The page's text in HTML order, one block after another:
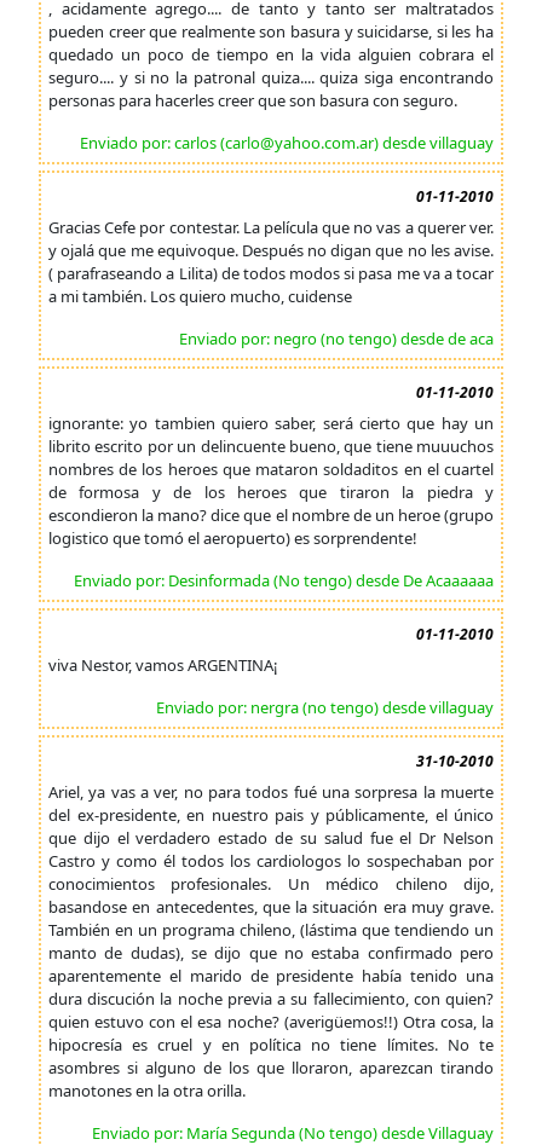
, acidamente agrego.... de tanto y tanto ser maltratados
pueden creer que realmente son basura y suicidarse, si les ha
quedado un poco de tiempo en la vida alguien cobrara el
seguro.... y si no la patronal quiza.... quiza siga encontrando
personas para hacerles creer que son basura con seguro.
Enviado por: carlos (carlo@yahoo.com.ar) desde villaguay
01-11-2010
Gracias Cefe por contestar. La película que no vas a querer ver.
y ojalá que me equivoque. Después no digan que no les avise.
( parafraseando a Lilita) de todos modos si pasa me va a tocar
a mi también. Los quiero mucho, cuidense
Enviado por: negro (no tengo) desde de aca
01-11-2010
ignorante: yo tambien quiero saber, será cierto que hay un
librito escrito por un delincuente bueno, que tiene muuuchos
nombres de los heroes que mataron soldaditos en el cuartel
de formosa y de los heroes que tiraron la piedra y
escondieron la mano? dice que el nombre de un heroe (grupo
logistico que tomó el aeropuerto) es sorprendente!
Enviado por: Desinformada (No tengo) desde De Acaaaaaa
01-11-2010
viva Nestor, vamos ARGENTINA¡
Enviado por: nergra (no tengo) desde villaguay
31-10-2010
Ariel, ya vas a ver, no para todos fué una sorpresa la muerte
del ex-presidente, en nuestro pais y públicamente, el único
que dijo el verdadero estado de su salud fue el Dr Nelson
Castro y como él todos los cardiologos lo sospechaban por
conocimientos profesionales. Un médico chileno dijo,
basandose en antecedentes, que la situación era muy grave.
También en un programa chileno, (lástima que tendiendo un
manto de dudas), se dijo que no estaba confirmado pero
aparentemente el marido de presidente había tenido una
dura discución la noche previa a su fallecimiento, con quien?
quien estuvo con el esa noche? (averigüemos!!) Otra cosa, la
hipocresía es cruel y en política no tiene límites. No te
asombres si alguno de los que lloraron, aparezcan tirando
manotones en la otra orilla.
Enviado por: María Segunda (No tengo) desde Villaguay